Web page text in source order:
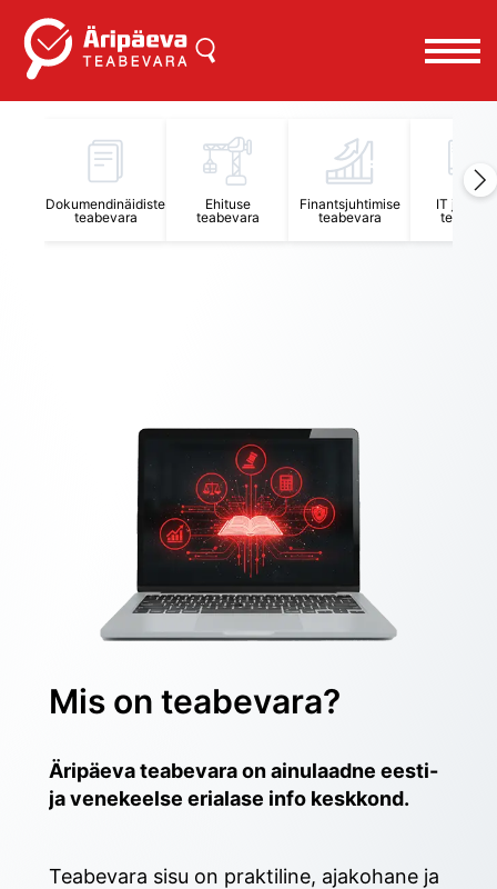
Dokumendinäidiste
teabevara
Ehituse
teabevara
Finantsjuhtimise
teabevara
IT
Mis on teabevara?
Äripäeva teabevara on ainulaadne eesti-
ja venekeelse erialase info keskkond.
Teabevara sisu on praktiline, ajakohane ja